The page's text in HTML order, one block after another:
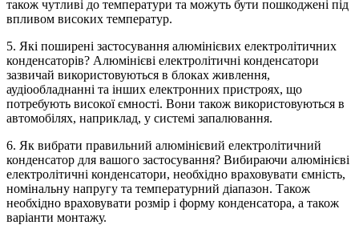
також чутливі до температури та можуть бути пошкоджені під
впливом високих температур.
5. Які поширені застосування алюмінієвих електролітичних
конденсаторів? Алюмінієві електролітичні конденсатори
зазвичай використовуються в блоках живлення,
аудіообладнанні та інших електронних пристроях, що
потребують високої ємності. Вони також використовуються в
автомобілях, наприклад, у системі запалювання.
6. Як вибрати правильний алюмінієвий електролітичний
конденсатор для вашого застосування? Вибираючи алюмінієві
електролітичні конденсатори, необхідно враховувати ємність,
номінальну напругу та температурний діапазон. Також
необхідно враховувати розмір і форму конденсатора, а також
варіанти монтажу.